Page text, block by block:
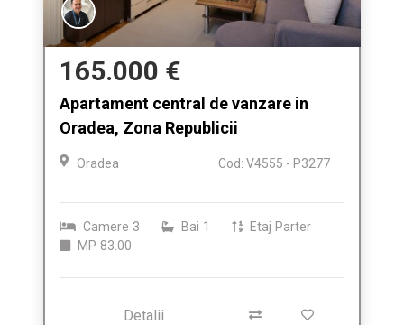
165.000 €
Apartament central de vanzare in
Oradea, Zona Republicii
Oradea Cod: V4555 - P3277
Camere 3 Bai 1 Etaj Parter
MP 83.00
Detalii